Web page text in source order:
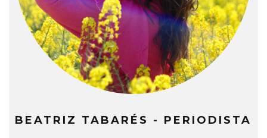
BEATRIZ TABARÉS - PERIODISTA